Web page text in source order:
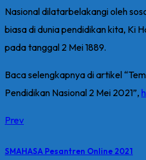
Nasional dilatarbelakangi oleh
biasa di dunia pendidikan kita, Ki
pada tanggal 2 Mei 1889.
Baca selengkapnya di artikel
Pendidikan Nasional 2 Mei 2021”,
Prev
SMAHASA Pesantren Online 2021